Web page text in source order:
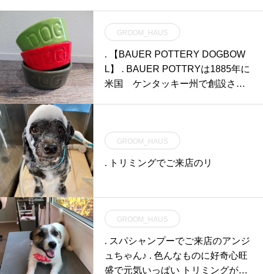
GROOM_HAUS
. 【BAUER POTTERY DOGBOW
L】 . BAUER POTTRYは1885年に
米国 ケンタッキー州で創設さ
GROOM_HAUS
. トリミングでご来店のリ
GROOM_HAUS
. スパシャンプーでご来店のアンジ
ュちゃん♪ . 色んなものに好奇心旺
盛で元気いっぱい トリミングが終